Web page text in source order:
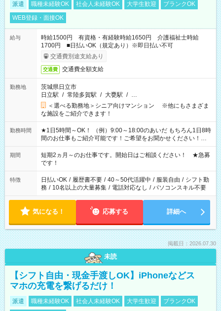
派遣 職種未経験OK 社会人未経験OK 大学生歓迎
ブランクOK
WEB登録・面接OK
給与
時給1500円 有資格・有経験時給1650円 介護福祉士時給
1700円 ■日払いOK（規定あり）※即日払い不可
交通費別途支給あり
交通費 交通費全額支給
勤務地
茨城県日立市
日立駅 / 常陸多賀駅 / 大甕駅 / …
＜選べる勤務地＞シニア向けマンション ※他にもさまざま
な施設をご紹介できます！
勤務時間
★1日5時間～OK！ （例）9:00～18:00のあいだ もちろん1日8時
間のお仕事もご紹介可能です！ご希望をお聞かせください！★
家庭の都合でお休みが必要な場合も遠慮なくご相談ください。
※週最低15時間以上の勤務が必要です
期間
短期2ヵ月～のお仕事です。開始日はご相談ください！ ★急募
です！
特徴 日払いOK / 履歴書不要 / 40～50代活躍中 / 服装自由 / シフト勤
務 / 10名以上の大量募集 / 電話対応なし / パソコンスキル不要
気になる！ 応募する 詳細へ
掲載日：2026.07.30
未読
【シフト自由・現金手渡しOK】iPhoneなどス
マホの充電を繋げるだけ！
派遣 職種未経験OK 社会人未経験OK 大学生歓迎
ブランクOK